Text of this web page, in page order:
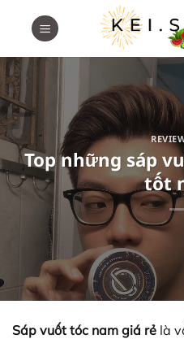
Top những sáp
tốt
Sáp vuốt tóc nam giá rẻ là